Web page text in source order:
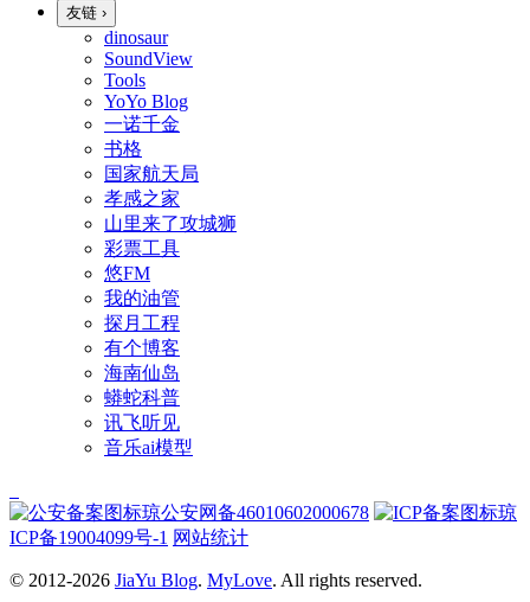
友链 ›
dinosaur
SoundView
Tools
YoYo Blog
一诺千金
书格
国家航天局
孝感之家
山里来了攻城狮
彩票工具
悠FM
我的油管
探月工程
有个博客
海南仙岛
蟒蛇科普
讯飞听见
音乐ai模型
琼公安网备46010602000678
琼
ICP备19004099号-1 网站统计
© 2012-2026 JiaYu Blog. MyLove. All rights reserved.